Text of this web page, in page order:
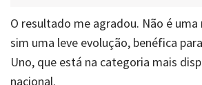
O resultado me agradou. Não é uma
sim uma leve evolução, benéfica
Uno, que está na categoria mais
nacional.